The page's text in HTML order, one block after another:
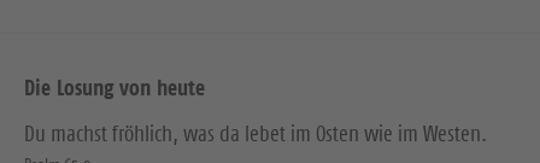
Die Losung von heute
Du machst fröhlich, was da lebet im Osten wie im Westen.